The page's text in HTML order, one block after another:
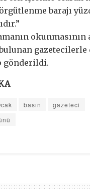
barajı
okunmasının
gazetecilerle
gönderildi.
basın
gazeteci